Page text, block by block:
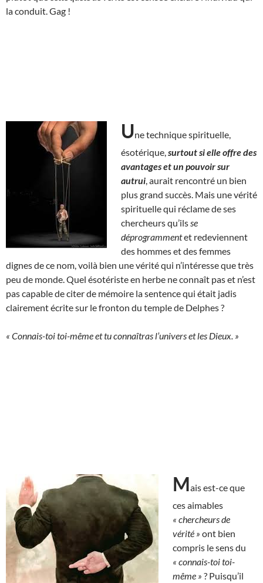
la conduit. Gag !
Une technique spirituelle,
ésotérique, surtout si elle offre des
avantages et un pouvoir sur
autrui , aurait rencontré un bien
plus grand succès. Mais une vérité
spirituelle qui réclame de ses
chercheurs qu’ils se
déprogrammentet redeviennent
des hommes et des femmes
dignes de ce nom, voilà bien une vérité qui n’intéresse que très
peu de monde. Quel ésotériste en herbe ne connaît pas et n’est
pas capable de citer de mémoire la sentence qui était jadis
clairement écrite sur le fronton du temple de Delphes ?
« Connais-toi toi-même et tu connaîtras l’univers et les Dieux. »
Mais est-ce que
ces aimables
« chercheurs de
vérité » ont bien
compris le sens du
« connais-toi toi-
même » ? Puisqu’il